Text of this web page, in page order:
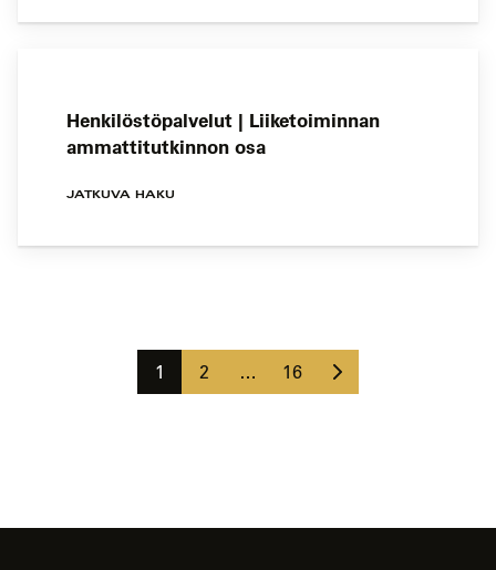
Henkilöstöpalvelut | Liiketoiminnan
ammattitutkinnon osa
JATKUVA HAKU
Sivu
1 Sivu
2 … Sivu
16
Seuraava
sivu